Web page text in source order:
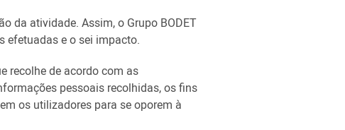
da atividade. Assim, o Grupo BODET
efetuadas e o sei impacto.
recolhe de acordo com as
pessoais recolhidas, os fins
os utilizadores para se oporem à